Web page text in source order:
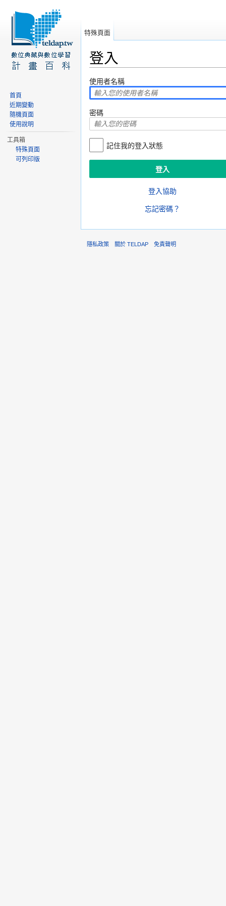
登入
使用者名稱
密碼
記住我的登入狀態
登入協助
忘記密碼？
特殊頁面
首頁
近期變動
隨機頁面
使用說明
工具箱
特殊頁面
可列印版
隱私政策 關於 TELDAP 免責聲明